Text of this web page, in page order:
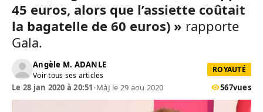
45 euros, alors que l’assiette coûtait
la bagatelle de 60 euros) » rapporte
Gala.
Angèle M. ADANLE
Voir tous ses articles
ROYAUTÉ
Le 28 jan 2020 à 20:51•MàJ le 29 aou 2020 567vues